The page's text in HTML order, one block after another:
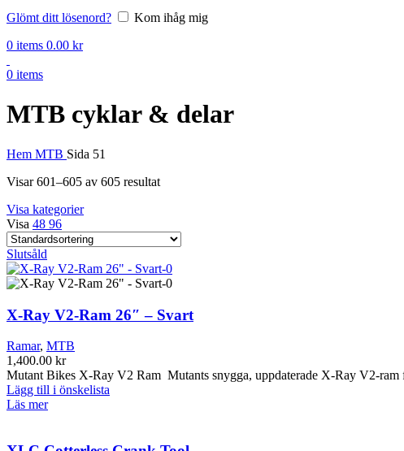
Glömt ditt lösenord?
Kom ihåg mig
0 items 0.00 kr
0 items
MTB cyklar & delar
Hem MTB Sida 51
Visar 601–605 av 605 resultat
Visa kategorier
Visa 48 96
Slutsåld
X-Ray V2-Ram 26″ – Svart
Ramar, MTB
1,400.00 kr
Mutant Bikes X-Ray V2 Ram Mutants snygga, uppdaterade X-Ray V2-
Lägg till i önskelista
Läs mer